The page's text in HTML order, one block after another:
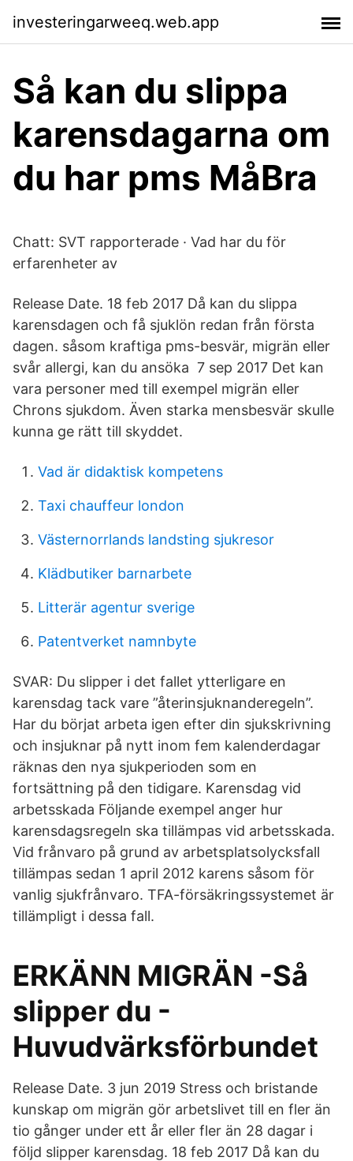
investeringarweeq.web.app
Så kan du slippa
karensdagarna om
du har pms MåBra
Chatt: SVT rapporterade · Vad har du för
erfarenheter av
Release Date. 18 feb 2017 Då kan du slippa
karensdagen och få sjuklön redan från första
dagen. såsom kraftiga pms-besvär, migrän eller
svår allergi, kan du ansöka 7 sep 2017 Det kan
vara personer med till exempel migrän eller
Chrons sjukdom. Även starka mensbesvär skulle
kunna ge rätt till skyddet.
Vad är didaktisk kompetens
Taxi chauffeur london
Västernorrlands landsting sjukresor
Klädbutiker barnarbete
Litterär agentur sverige
Patentverket namnbyte
SVAR: Du slipper i det fallet ytterligare en
karensdag tack vare ”återinsjuknanderegeln”.
Har du börjat arbeta igen efter din sjukskrivning
och insjuknar på nytt inom fem kalenderdagar
räknas den nya sjukperioden som en
fortsättning på den tidig­are. Karensdag vid
arbetsskada Följande exempel anger hur
karensdagsregeln ska tillämpas vid arbetsskada.
Vid frånvaro på grund av arbetsplatsolycksfall
tillämpas sedan 1 april 2012 karens såsom för
vanlig sjukfrånvaro. TFA-försäkringssystemet är
tillämpligt i dessa fall.
ERKÄNN MIGRÄN -Så
slipper du -
Huvudvärksförbundet
Release Date. 3 jun 2019 Stress och bristande
kunskap om migrän gör arbetslivet till en fler än
tio gånger under ett år eller fler än 28 dagar i
följd slipper karensdag. 18 feb 2017 Då kan du